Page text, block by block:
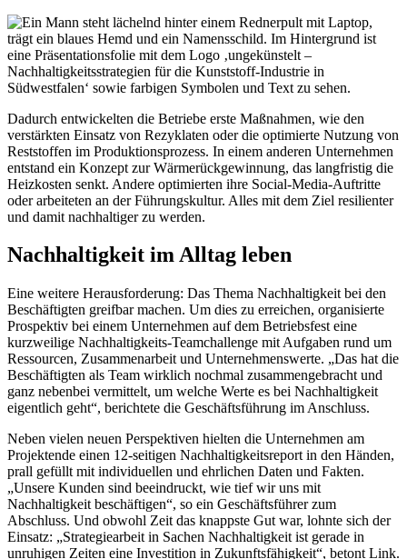
Dadurch entwickelten die Betriebe erste Maßnahmen, wie den
verstärkten Einsatz von Rezyklaten oder die optimierte Nutzung von
Reststoffen im Produktionsprozess. In einem anderen Unternehmen
entstand ein Konzept zur Wärmerückgewinnung, das langfristig die
Heizkosten senkt. Andere optimierten ihre Social-Media-Auftritte
oder arbeiteten an der Führungskultur. Alles mit dem Ziel resilienter
und damit nachhaltiger zu werden.
Nachhaltigkeit im Alltag leben
Eine weitere Herausforderung: Das Thema Nachhaltigkeit bei den
Beschäftigten greifbar machen. Um dies zu erreichen, organisierte
Prospektiv bei einem Unternehmen auf dem Betriebsfest eine
kurzweilige Nachhaltigkeits-Teamchallenge mit Aufgaben rund um
Ressourcen, Zusammenarbeit und Unternehmenswerte. „Das hat die
Beschäftigten als Team wirklich nochmal zusammengebracht und
ganz nebenbei vermittelt, um welche Werte es bei Nachhaltigkeit
eigentlich geht“, berichtete die Geschäftsführung im Anschluss.
Neben vielen neuen Perspektiven hielten die Unternehmen am
Projektende einen 12-seitigen Nachhaltigkeitsreport in den Händen,
prall gefüllt mit individuellen und ehrlichen Daten und Fakten.
„Unsere Kunden sind beeindruckt, wie tief wir uns mit
Nachhaltigkeit beschäftigen“, so ein Geschäftsführer zum
Abschluss. Und obwohl Zeit das knappste Gut war, lohnte sich der
Einsatz: „Strategiearbeit in Sachen Nachhaltigkeit ist gerade in
unruhigen Zeiten eine Investition in Zukunftsfähigkeit“, betont Link.